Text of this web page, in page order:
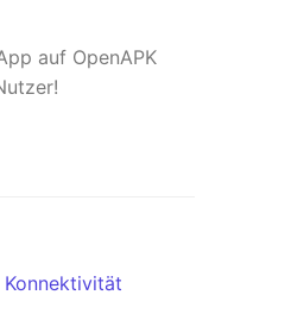
auf OpenAPK
Konnektivität